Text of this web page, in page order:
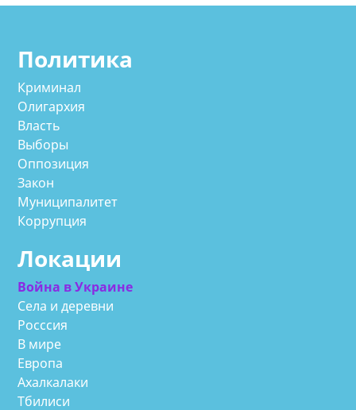
Политика
Криминал
Олигархия
Власть
Выборы
Оппозиция
Закон
Муниципалитет
Коррупция
Локации
Война в Украине
Села и деревни
Росссия
В мире
Европа
Ахалкалаки
Тбилиси